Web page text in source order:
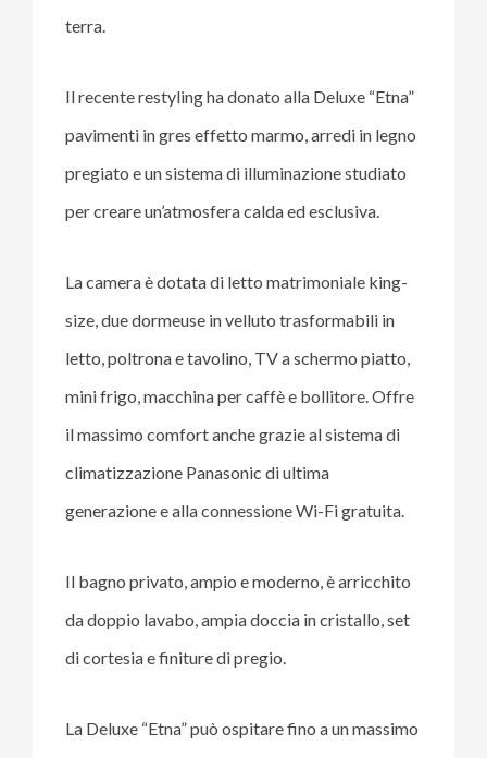
terra.
Il recente restyling ha donato alla Deluxe “Etna”
pavimenti in gres effetto marmo, arredi in legno
pregiato e un sistema di illuminazione studiato
per creare un’atmosfera calda ed esclusiva.
La camera è dotata di letto matrimoniale king-
size, due dormeuse in velluto trasformabili in
letto, poltrona e tavolino, TV a schermo piatto,
mini frigo, macchina per caffè e bollitore. Offre
il massimo comfort anche grazie al sistema di
climatizzazione Panasonic di ultima
generazione e alla connessione Wi-Fi gratuita.
Il bagno privato, ampio e moderno, è arricchito
da doppio lavabo, ampia doccia in cristallo, set
di cortesia e finiture di pregio.
La Deluxe “Etna” può ospitare fino a un massimo